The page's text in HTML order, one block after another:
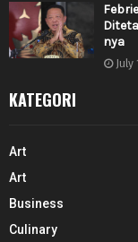
nya
KATEGORI
Art
Art
Business
Culinary